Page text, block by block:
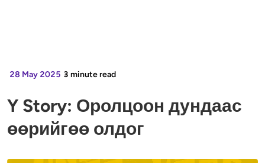
Y Story: Оролцоон дундаас
өөрийгөө олдог
28 May 2025 3 minute read